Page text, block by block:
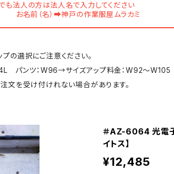
も法人の方は法人名で入力してください
お名前（名）➡神戸の作業服屋ムラカミ
プの選択にご注意ください。
4L パンツ：W96→サイズアップ料金：W92～W105
文を受け付けれない場合があります。
＃AZ-6064 光電
イトス】
¥12,485